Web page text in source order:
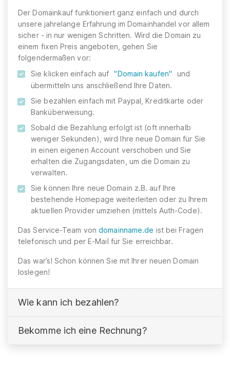
Der Domainkauf funktioniert ganz einfach und durch
unsere jahrelange Erfahrung im Domainhandel vor allem
sicher - in nur wenigen Schritten. Wird die Domain zu
einem fixen Preis angeboten, gehen Sie
folgendermaßen vor:
Sie klicken einfach auf
"Domain kaufen"
und
übermitteln uns anschließend Ihre Daten.
Sie bezahlen einfach mit Paypal, Kreditkarte oder
Banküberweisung.
Sobald die Bezahlung erfolgt ist (oft innerhalb
weniger Sekunden), wird Ihre neue Domain für Sie
in einen eigenen Account verschoben und Sie
erhalten die Zugangsdaten, um die Domain zu
verwalten.
Sie können Ihre neue Domain z.B. auf Ihre
bestehende Homepage weiterleiten oder zu Ihrem
aktuellen Provider umziehen (mittels Auth-Code).
Das Service-Team vondomainname.de ist bei Fragen
telefonisch und per E-Mail für Sie erreichbar.
Das war’s! Schon können Sie mit Ihrer neuen Domain
loslegen!
Wie kann ich bezahlen?
Bekomme ich eine Rechnung?